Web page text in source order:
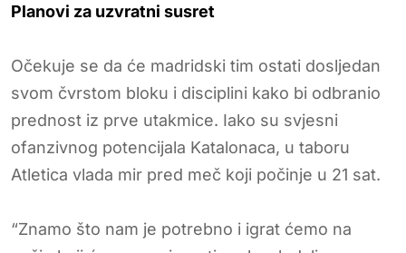
Planovi za uzvratni susret
Očekuje se da će madridski tim ostati dosljedan
svom čvrstom bloku i disciplini kako bi odbranio
prednost iz prve utakmice. Iako su svjesni
ofanzivnog potencijala Katalonaca, u taboru
Atletica vlada mir pred meč koji počinje u 21 sat.
“Znamo što nam je potrebno i igrat ćemo na